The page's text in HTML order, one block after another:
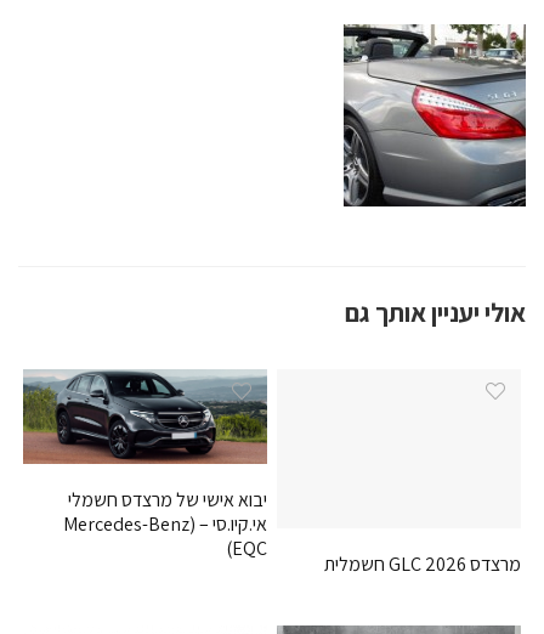
אולי יעניין אותך גם
מרצדס GLC 2026 חשמלית
יבוא אישי של מרצדס חשמלי
אי.קיו.סי – (Mercedes-Benz
EQC)